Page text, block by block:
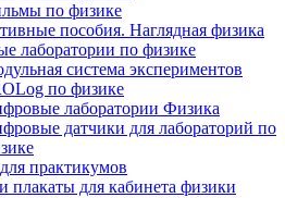
по физике
пособия. Наглядная физика
лаборатории по физике
система экспериментов
по физике
лаборатории Физика
датчики для лабораторий по
практикумов
плакаты для кабинета физики